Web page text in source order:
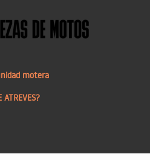
motera
ATREVES?